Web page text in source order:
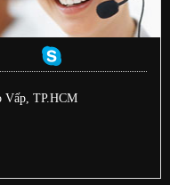
Vấp, TP.HCM